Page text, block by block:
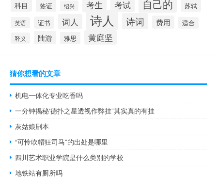
科目 签证 绍兴 考生 考试 自己的 苏轼
英语 证书 词人 诗人 诗词 费用 适合
释义 陆游 雅思 黄庭坚
猜你想看的文章
机电一体化专业吃香吗
一分钟揭秘‘德扑之星透视作弊挂”其实真的有挂
灰姑娘剧本
“可怜吹帽狂司马”的出处是哪里
四川艺术职业学院是什么类别的学校
地铁站有厕所吗